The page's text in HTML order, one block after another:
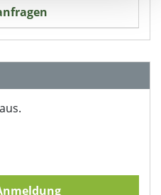
soziale Medien anbieten
unsere Website zu
an unsere Partner für
möglicherweise mit